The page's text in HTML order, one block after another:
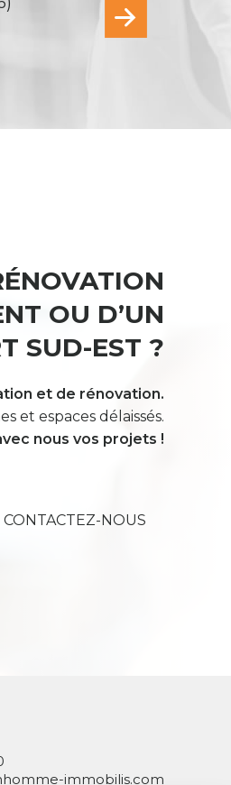
OU D’UN
SUD-EST ?
et de rénovation.
et espaces délaissés.
nous vos projets !
CONTACTEZ-NOUS
immobilis.com